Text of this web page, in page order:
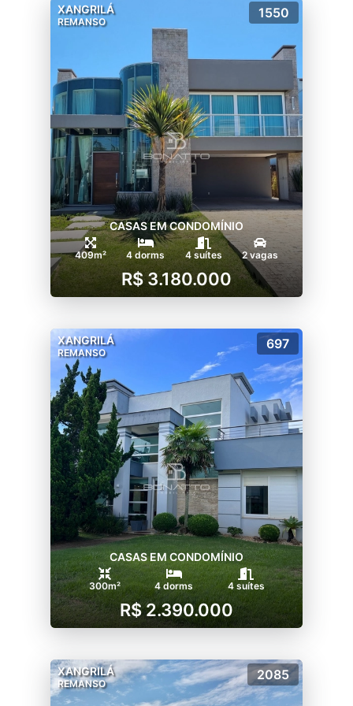
XANGRILÁ
REMANSO
1550
CASAS EM CONDOMÍNIO
409m² 4 dorms 4 suítes 2 vagas
R$ 3.180.000
XANGRILÁ
REMANSO
697
CASAS EM CONDOMÍNIO
300m² 4 dorms 4 suítes
R$ 2.390.000
XANGRILÁ
REMANSO
2085